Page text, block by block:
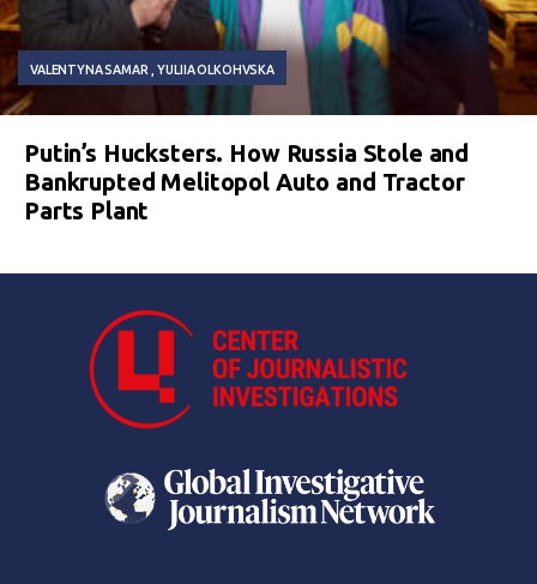
VALENTYNA SAMAR YULIIA OLKOHVSKA
Putin’s Hucksters. How Russia Stole and
Bankrupted Melitopol Auto and Tractor
Parts Plant